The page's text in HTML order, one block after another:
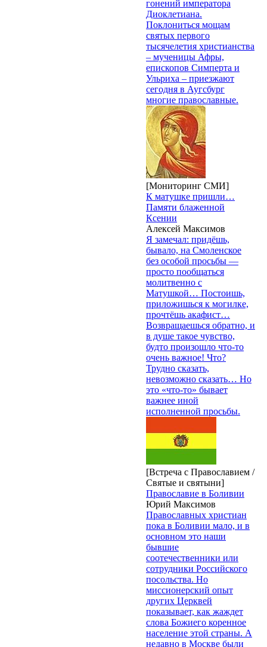
гонений императора
Диоклетиана.
Поклониться мощам
святых первого
тысячелетия христианства
– мученицы Афры,
епископов Симперта и
Ульриха – приезжают
сегодня в Аугсбург
многие православные.
[Мониторинг СМИ]
К матушке пришли…
Памяти блаженной
Ксении
Алексей Максимов
Я замечал: придёшь,
бывало, на Смоленское
без особой просьбы —
просто пообщаться
молитвенно с
Матушкой… Постоишь,
приложишься к могилке,
прочтёшь акафист…
Возвращаешься обратно, и
в душе такое чувство,
будто произошло что-то
очень важное! Что?
Трудно сказать,
невозможно сказать… Но
это «что-то» бывает
важнее иной
исполненной просьбы.
[Встреча с Православием /
Святые и святыни]
Православие в Боливии
Юрий Максимов
Православных христиан
пока в Боливии мало, и в
основном это наши
бывшие
соотечественники или
сотрудники Российского
посольства. Но
миссионерский опыт
других Церквей
показывает, как жаждет
слова Божиего коренное
население этой страны. А
недавно в Москве были